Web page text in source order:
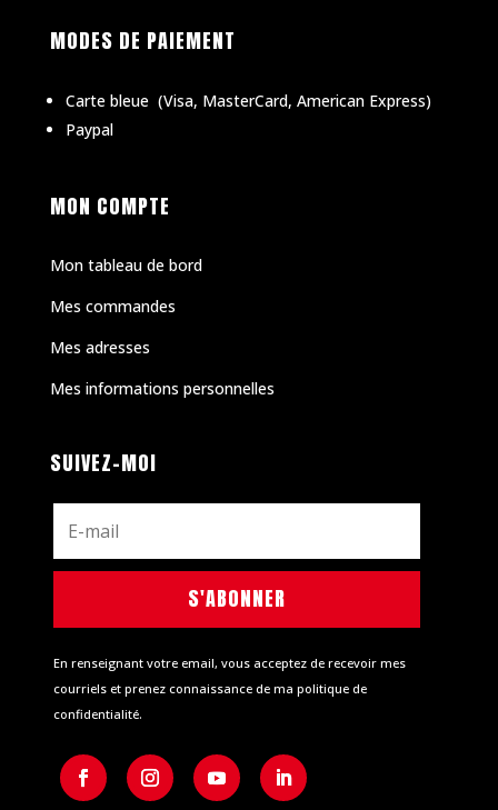
MODES DE PAIEMENT
Carte bleue (Visa, MasterCard, American Express)
Paypal
MON COMPTE
Mon tableau de bord
Mes commandes
Mes adresses
Mes informations personnelles
SUIVEZ-MOI
S'ABONNER
En renseignant votre email, vous acceptez de recevoir mes
courriels et prenez connaissance de ma politique de
confidentialité.